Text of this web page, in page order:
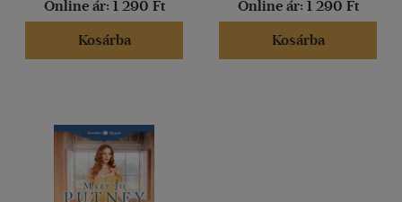
Online ár: 1 290 Ft
Kosárba
Online ár: 1 290 Ft
Kosárba